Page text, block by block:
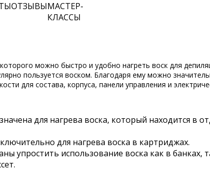
можно быстро и удобно нагреть воск для
пользуется воском. Благодаря ему можно
для состава, корпуса, панели управления и
для нагрева воска, который находится в
для нагрева воска в картриджах.
упростить использование воска как в
ОТЗЫВЫМАСТЕР-
КЛАССЫ